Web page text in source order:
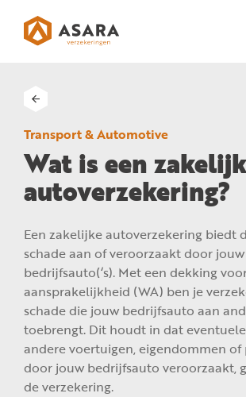
Transport & Automotive
Wat is een
autoverzekering?
Een zakelijke autoverzekering biedt
schade aan of veroorzaakt door jouw
bedrijfsauto(‘s). Met een dekking
aansprakelijkheid (WA) ben je
schade die jouw bedrijfsauto aan
toebrengt. Dit houdt in dat
andere voertuigen, eigendommen of
door jouw bedrijfsauto veroorzaakt,
de verzekering.